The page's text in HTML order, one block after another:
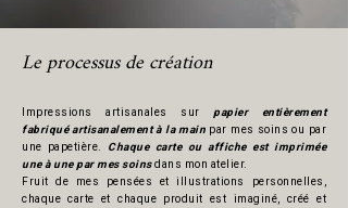
Le processus de création
Impressions artisanales sur papier entièrement
fabriqué artisanalement à la main par mes soins ou par
une papetière. Chaque carte ou affiche est imprimée
une à une par mes soinsdans mon atelier.​
Fruit de mes pensées et illustrations personnelles,
chaque carte et chaque produit est imaginé, créé et